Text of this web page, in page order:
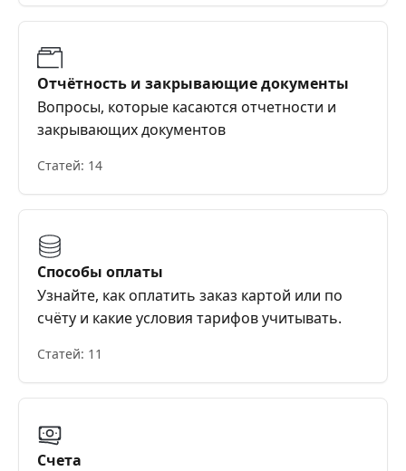
Отчётность и закрывающие документы
Вопросы, которые касаются отчетности и
закрывающих документов
Статей: 14
Способы оплаты
Узнайте, как оплатить заказ картой или по
счёту и какие условия тарифов учитывать.
Статей: 11
Счета